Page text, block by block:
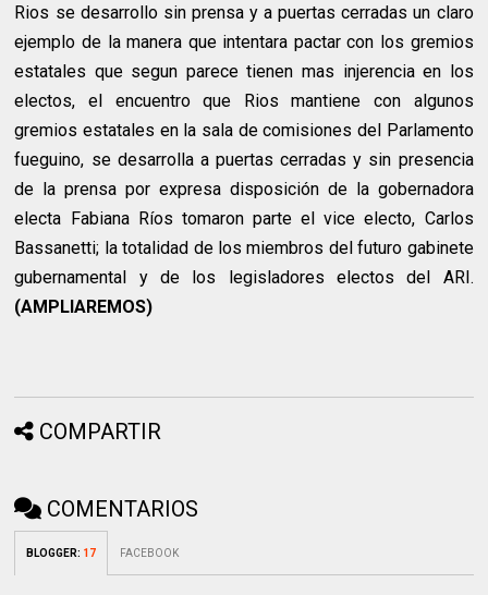
Rios se desarrollo sin prensa y a puertas cerradas un claro
ejemplo de la manera que intentara pactar con los gremios
estatales que segun parece tienen mas injerencia en los
electos, el encuentro que Rios mantiene con algunos
gremios estatales en la sala de comisiones del Parlamento
fueguino, se desarrolla a puertas cerradas y sin presencia
de la prensa por expresa disposición de la gobernadora
electa Fabiana Ríos tomaron parte el vice electo, Carlos
Bassanetti; la totalidad de los miembros del futuro gabinete
gubernamental y de los legisladores electos del ARI.
(AMPLIAREMOS)
COMPARTIR
COMENTARIOS
BLOGGER: 17 FACEBOOK